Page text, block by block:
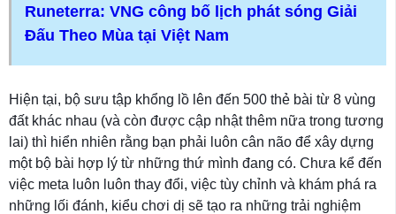
Runeterra: VNG công bố lịch phát sóng Giải
Đấu Theo Mùa tại Việt Nam
Hiện tại, bộ sưu tập khổng lồ lên đến 500 thẻ bài từ 8 vùng
đất khác nhau (và còn được cập nhật thêm nữa trong tương
lai) thì hiển nhiên rằng bạn phải luôn cân não để xây dựng
một bộ bài hợp lý từ những thứ mình đang có. Chưa kể đến
việc meta luôn luôn thay đổi, việc tùy chỉnh và khám phá ra
những lối đánh, kiểu chơi dị sẽ tạo ra những trải nghiệm